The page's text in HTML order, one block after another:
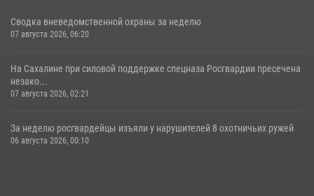
Сводка вневедомственной охраны за неделю
07 августа 2026, 06:20
На Сахалине при силовой поддержке спецназа Росгвардии пресечена
незако...
07 августа 2026, 02:21
За неделю росгвардейцы изъяли у нарушителей 8 охотничьих ружей
06 августа 2026, 00:10